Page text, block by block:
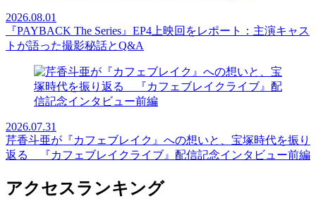
2026.08.01
『PAYBACK The Series』EP4上映回をレポート：主演キャス
トが語った撮影秘話とQ&A
2026.07.31
芹香斗亜が『カフェブレイク』への想いと、宝塚時代を振り
返る 『カフェブレイクライブ』配信記念インタビュー前編
アクセスランキング